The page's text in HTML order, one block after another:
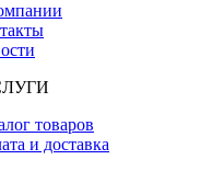
товаров
и доставка